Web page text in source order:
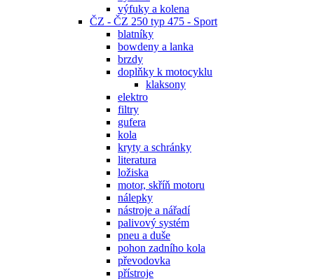
výfuky a kolena
ČZ - ČZ 250 typ 475 - Sport
blatníky
bowdeny a lanka
brzdy
doplňky k motocyklu
klaksony
elektro
filtry
gufera
kola
kryty a schránky
literatura
ložiska
motor, skříň motoru
nálepky
nástroje a nářadí
palivový systém
pneu a duše
pohon zadního kola
převodovka
přístroje